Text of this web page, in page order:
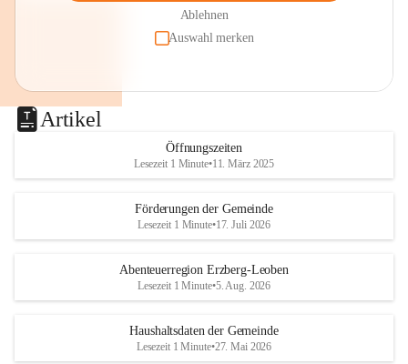
Ablehnen
Auswahl merken
Artikel
Öffnungszeiten
Lesezeit 1 Minute•11. März 2025
Förderungen der Gemeinde
Lesezeit 1 Minute•17. Juli 2026
Abenteuerregion Erzberg-Leoben
Lesezeit 1 Minute•5. Aug. 2026
Haushaltsdaten der Gemeinde
Lesezeit 1 Minute•27. Mai 2026